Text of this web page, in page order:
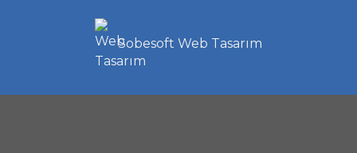
Sobesoft Web Tasarım